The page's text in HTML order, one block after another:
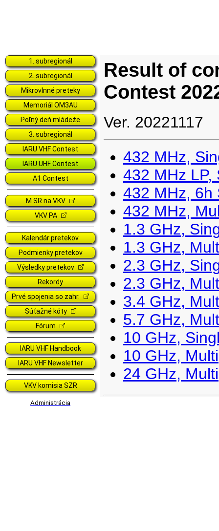
1. subregionál
2. subregionál
Mikrovlnné preteky
Memoriál OM3AU
Poľný deň mládeže
3. subregionál
IARU VHF Contest
IARU UHF Contest
A1 Contest
M SR na VKV
VKV PA
Kalendár pretekov
Podmienky pretekov
Výsledky pretekov
Rekordy
Prvé spojenia so zahr.
Súťažné kóty
Fórum
IARU VHF Handbook
IARU VHF Newsletter
VKV komisia SZR
Administrácia